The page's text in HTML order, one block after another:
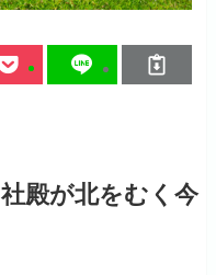
殿が北をむく今